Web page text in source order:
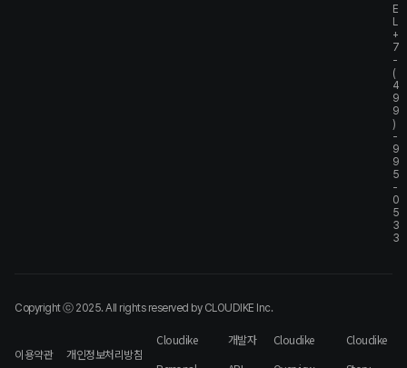
E
L
+
7
-
(
4
9
9
)
-
9
9
5
-
0
5
3
3
Copyright ⓒ 2025. All rights reserved by CLOUDIKE Inc.
이용약관 개인정보처리방침
Cloudike
개발자
Cloudike
Cloudike